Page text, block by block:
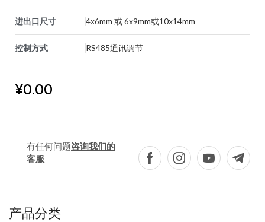
进出口尺寸 4x6mm 或 6x9mm或10x14mm
控制方式 RS485通讯调节
¥0.00
有任何问题咨询我们的
客服
产品分类